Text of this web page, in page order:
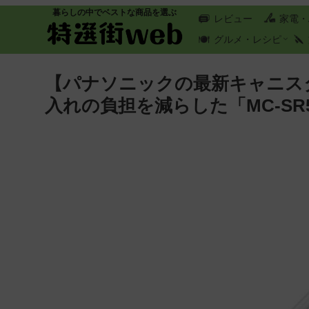
暮らしの中でベストな商品を選ぶ
レビュー
家電
グルメ・レシピ
【パナソニックの最新キャニ
入れの負担を減らした「MC-